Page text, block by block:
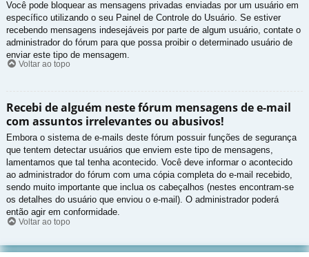
Você pode bloquear as mensagens privadas enviadas por um usuário em
específico utilizando o seu Painel de Controle do Usuário. Se estiver
recebendo mensagens indesejáveis por parte de algum usuário, contate o
administrador do fórum para que possa proibir o determinado usuário de
enviar este tipo de mensagem.
Voltar ao topo
Recebi de alguém neste fórum mensagens de e-mail
com assuntos irrelevantes ou abusivos!
Embora o sistema de e-mails deste fórum possuir funções de segurança
que tentem detectar usuários que enviem este tipo de mensagens,
lamentamos que tal tenha acontecido. Você deve informar o acontecido
ao administrador do fórum com uma cópia completa do e-mail recebido,
sendo muito importante que inclua os cabeçalhos (nestes encontram-se
os detalhes do usuário que enviou o e-mail). O administrador poderá
então agir em conformidade.
Voltar ao topo